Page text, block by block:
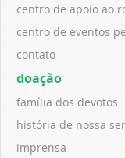
centro de apoio ao
centro de eventos
contato
doação
família dos devotos
história de nossa
imprensa